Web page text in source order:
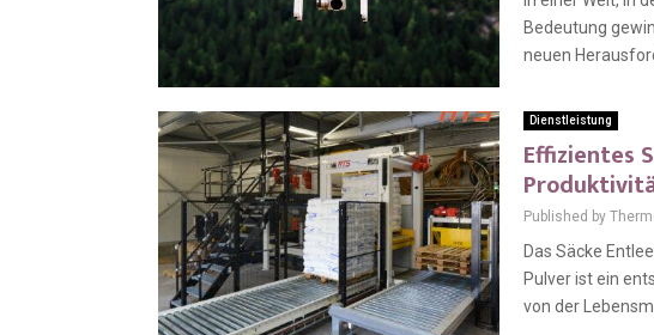
Bedeutung
neuen
Dienstleistung
Effizientes
Published by
Das Säcke
Pulver ist ein
von der